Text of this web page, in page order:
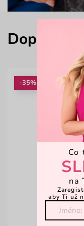
Doplň
-35%
Co
na
aby Ti už